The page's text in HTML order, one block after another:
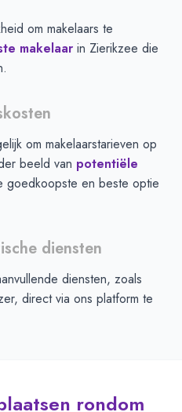
om makelaars te
makelaar in Zierikzee die
om makelaarstarieven op
beeld van potentiële
goedkoopste en beste optie
diensten
diensten, zoals
direct via ons platform te
rondom